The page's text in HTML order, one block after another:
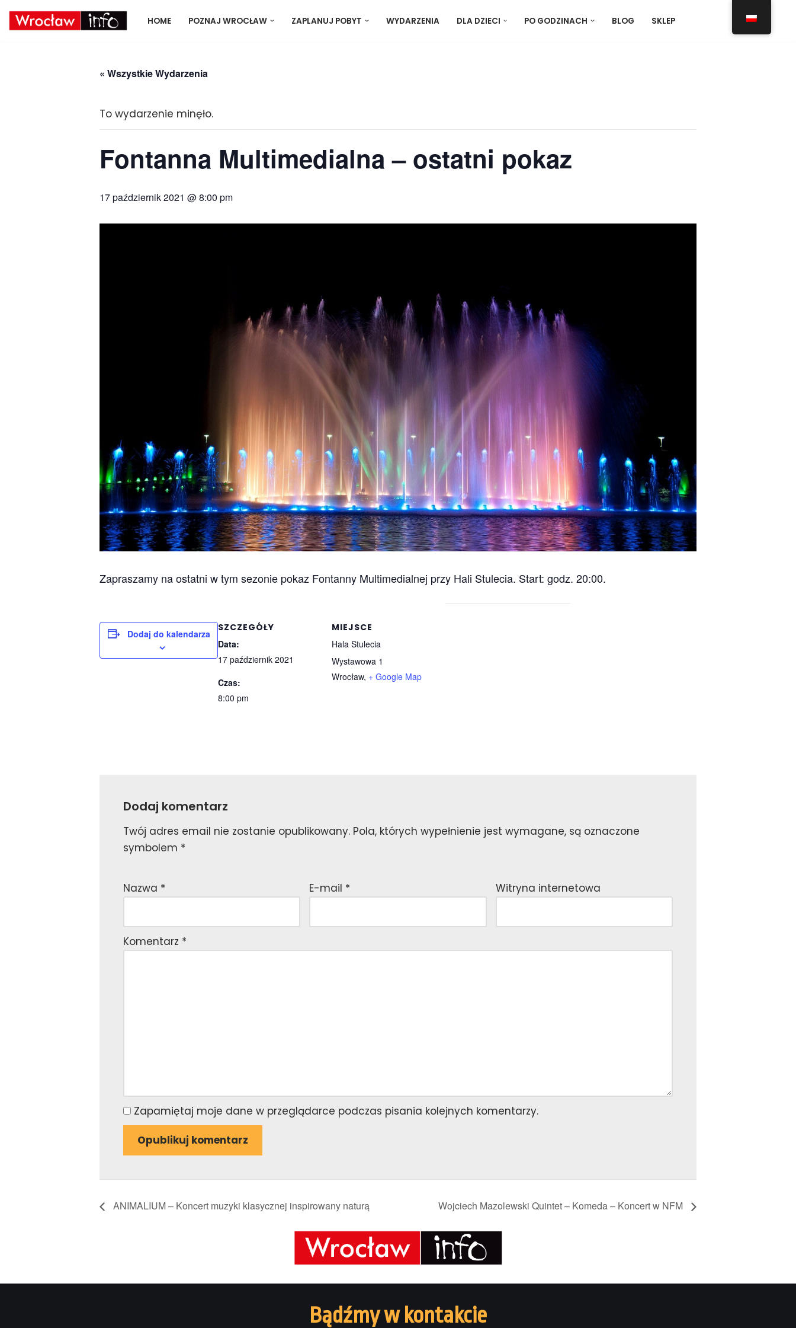
Skocz
HOME POZNAJ WROCŁAW ZAPLANUJ POBYT WYDARZENIA DLA DZIECI PO GODZINACH BLOG SKLEP
« Wszystkie Wydarzenia
To wydarzenie minęło.
Fontanna Multimedialna – ostatni pokaz
17 październik 2021 @ 8:00 pm
Zapraszamy na ostatni w tym sezonie pokaz Fontanny Multimedialnej przy Hali Stulecia. Start: godz. 20:00.
Dodaj do kalendarza
SZCZEGÓŁY
Data:
17 październik 2021
Czas:
8:00 pm
MIEJSCE
Hala Stulecia
Wystawowa 1
Wrocław, + Google Map
Dodaj komentarz
Twój adres email nie zostanie opublikowany. Pola, których wypełnienie jest wymagane, są oznaczone
symbolem *
Nazwa * E-mail * Witryna internetowa
Komentarz *
Zapamiętaj moje dane w przeglądarce podczas pisania kolejnych komentarzy.
ANIMALIUM – Koncert muzyki klasycznej inspirowany naturą Wojciech Mazolewski Quintet – Komeda – Koncert w NFM
Bądźmy w kontakcie